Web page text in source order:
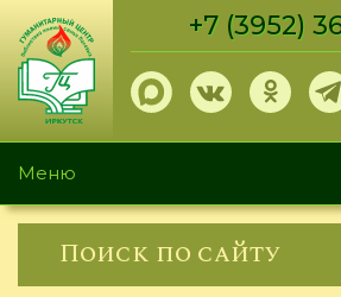
Перейти
основному
содержанию
+7 (3952)
Меню
Поиск по сайту